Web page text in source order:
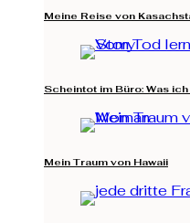
Meine Reise von
Scheintot im Büro: Was
Mein Traum von Hawaii